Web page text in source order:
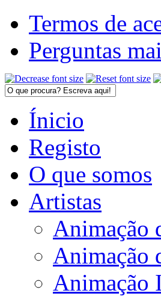
Termos de
Perguntas
Ínicio
Registo
O que somos
Artistas
Animação
Animação
Animação